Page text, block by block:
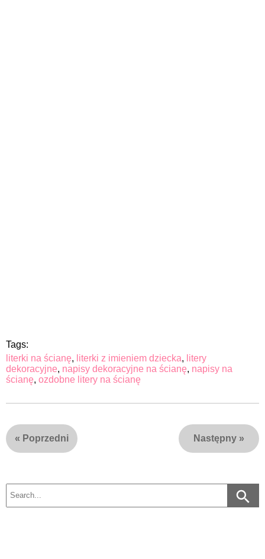
Tags:
literki na ścianę, literki z imieniem dziecka, litery
dekoracyjne, napisy dekoracyjne na ścianę, napisy na
ścianę, ozdobne litery na ścianę
« Poprzedni Następny »